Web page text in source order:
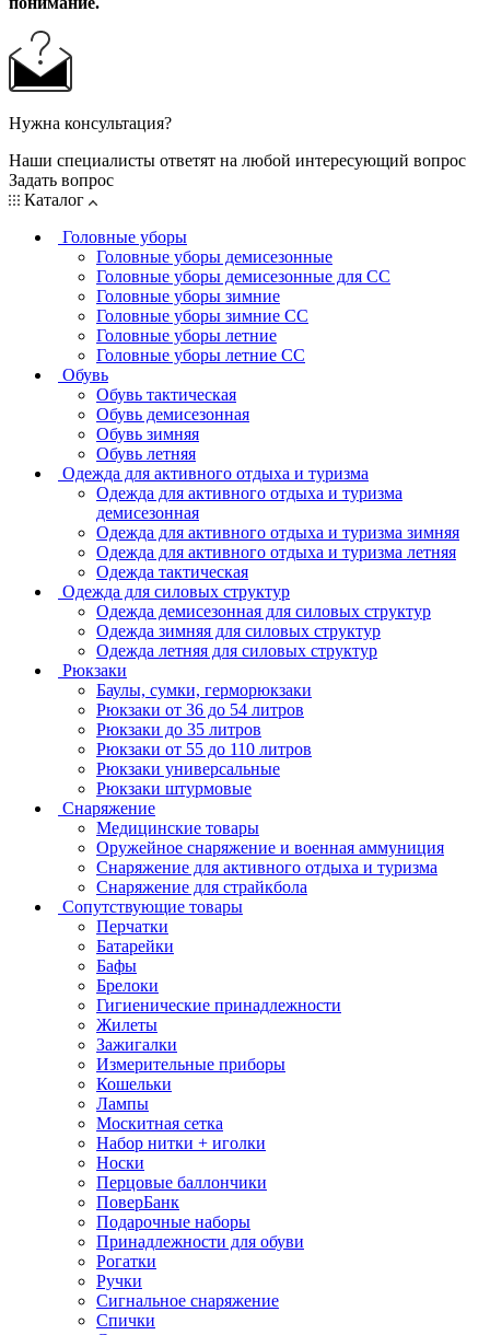
Нужна консультация?
Наши специалисты ответят на любой интересующий вопрос
Задать вопрос
Каталог
Головные уборы
Головные уборы демисезонные
Головные уборы демисезонные для СС
Головные уборы зимние
Головные уборы зимние СС
Головные уборы летние
Головные уборы летние СС
Обувь
Обувь тактическая
Обувь демисезонная
Обувь зимняя
Обувь летняя
Одежда для активного отдыха и туризма
Одежда для активного отдыха и туризма
демисезонная
Одежда для активного отдыха и туризма зимняя
Одежда для активного отдыха и туризма летняя
Одежда тактическая
Одежда для силовых структур
Одежда демисезонная для силовых структур
Одежда зимняя для силовых структур
Одежда летняя для силовых структур
Рюкзаки
Баулы, сумки, герморюкзаки
Рюкзаки от 36 до 54 литров
Рюкзаки до 35 литров
Рюкзаки от 55 до 110 литров
Рюкзаки универсальные
Рюкзаки штурмовые
Снаряжение
Медицинские товары
Оружейное снаряжение и военная аммуниция
Снаряжение для активного отдыха и туризма
Снаряжение для страйкбола
Сопутствующие товары
Перчатки
Батарейки
Бафы
Брелоки
Гигиенические принадлежности
Жилеты
Зажигалки
Измерительные приборы
Кошельки
Лампы
Москитная сетка
Набор нитки + иголки
Носки
Перцовые баллончики
ПоверБанк
Подарочные наборы
Принадлежности для обуви
Рогатки
Ручки
Сигнальное снаряжение
Спички